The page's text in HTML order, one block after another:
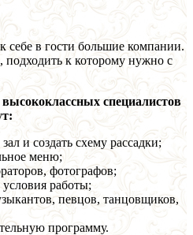
в гости большие компании.
к которому нужно с
специалистов
и создать схему рассадки;
меню;
фотографов;
работы;
певцов, танцовщиков,
программу.